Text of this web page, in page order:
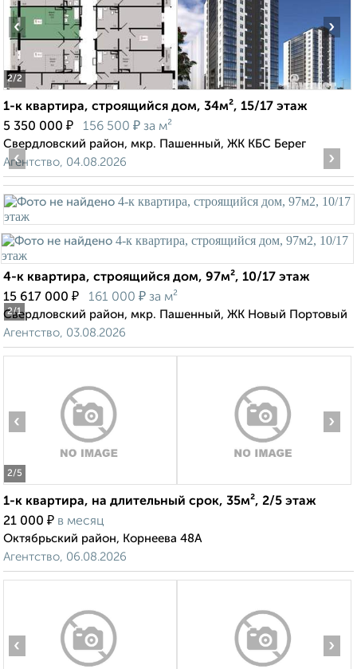
2/2
‹ ›
1-к квартира, строящийся дом, 34м², 15/17 этаж
5 350 000 ₽ 156 500 ₽ за м²
Свердловский район, мкр. Пашенный, ЖК КБС Берег
Агентство, 04.08.2026
2/1
‹ ›
4-к квартира, строящийся дом, 97м², 10/17 этаж
15 617 000 ₽ 161 000 ₽ за м²
Свердловский район, мкр. Пашенный, ЖК Новый Портовый
Агентство, 03.08.2026
2/5
‹ ›
1-к квартира, на длительный срок, 35м², 2/5 этаж
21 000 ₽ в месяц
Октябрьский район, Корнеева 48А
Агентство, 06.08.2026
‹ ›